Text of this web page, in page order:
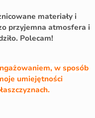
materiały i
przyjemna atmosfera i
Polecam!
w sposób
umiejętności